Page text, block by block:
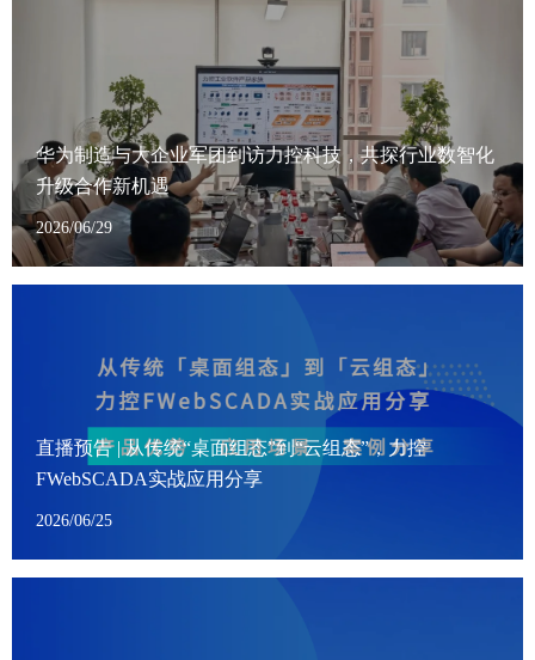
华为制造与大企业军团到访力控科技，共探行业数智化
升级合作新机遇
2026/06/29
直播预告 | 从传统“桌面组态”到“云组态”，力控
FWebSCADA实战应用分享
2026/06/25